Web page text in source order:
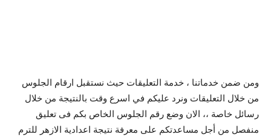
ومن ضمن خدماتنا ، خدمة التعليقات حيث نستقبل ارقام الجلوس
من خلال التعليقات ونرد عليكم في اسرع وقت بالنتيجة من خلال
رسائل خاصة ،، الان وضع رقم الجلوس الخاص بكم فى تعليق
منفصل من أجل مساعدتكم على معرفة نتيجة اعدادية الازهر للترم